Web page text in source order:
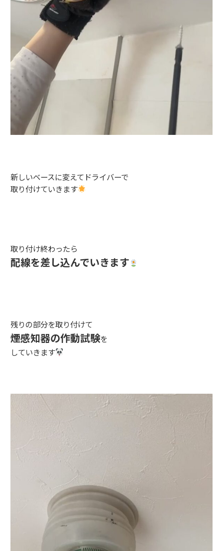
新しいベースに変えてドライバーで
取り付けていきます
取り付け終わったら
配線を差し込んでいきます
残りの部分を取り付けて
煙感知器の作動試験を
していきます